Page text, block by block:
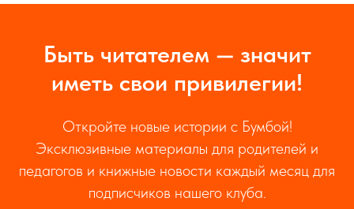
Быть читателем — значит
иметь свои привилегии!
Откройте новые истории с Бумбой!
Эксклюзивные материалы для родителей и
педагогов и книжные новости каждый месяц для
подписчиков нашего клуба.